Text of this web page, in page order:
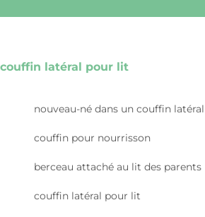
couffin latéral pour lit
nouveau-né dans un couffin
couffin pour nourrisson
berceau attaché au lit des parents
couffin latéral pour lit